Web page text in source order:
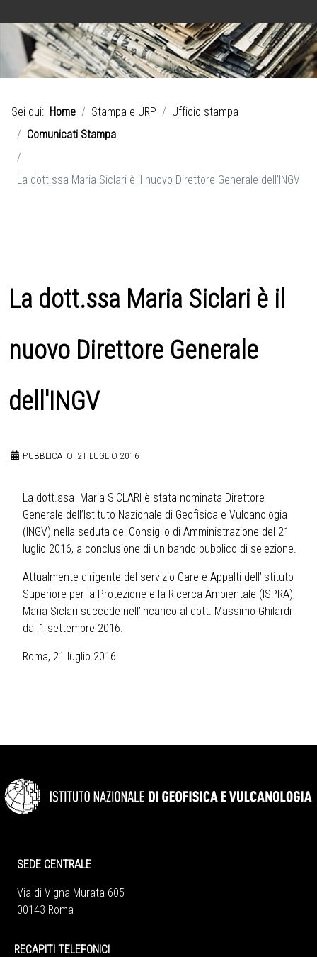
Sei qui: Home Stampa e URP
Ufficio stampa
Comunicati Stampa
La dott.ssa Maria Siclari è il nuovo Direttore Generale dell'INGV
La dott.ssa Maria Siclari è il
nuovo Direttore Generale
dell'INGV
PUBBLICATO: 21 LUGLIO 2016
La dott.ssa Maria SICLARI è stata nominata Direttore
Generale dell’Istituto Nazionale di Geofisica e Vulcanologia
(INGV) nella seduta del Consiglio di Amministrazione del 21
luglio 2016, a conclusione di un bando pubblico di selezione.
Attualmente dirigente del servizio Gare e Appalti dell’Istituto
Superiore per la Protezione e la Ricerca Ambientale (ISPRA),
Maria Siclari succede nell’incarico al dott. Massimo Ghilardi
dal 1 settembre 2016.
Roma, 21 luglio 2016
SEDE CENTRALE
Via di Vigna Murata 605
00143 Roma
RECAPITI TELEFONICI